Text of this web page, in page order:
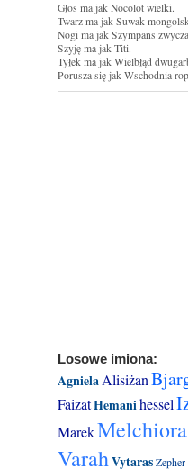
Głos ma jak Nocolot wielki.
Twarz ma jak Suwak
Nogi ma jak Szympans
Szyję ma jak Titi.
Tyłek ma jak Wielbłąd
Porusza się jak Wschodnia
Losowe imiona:
AgnielaAlisiżan
FaizatHemanihessel
MarekMelchiora
VarahVytarasZepher